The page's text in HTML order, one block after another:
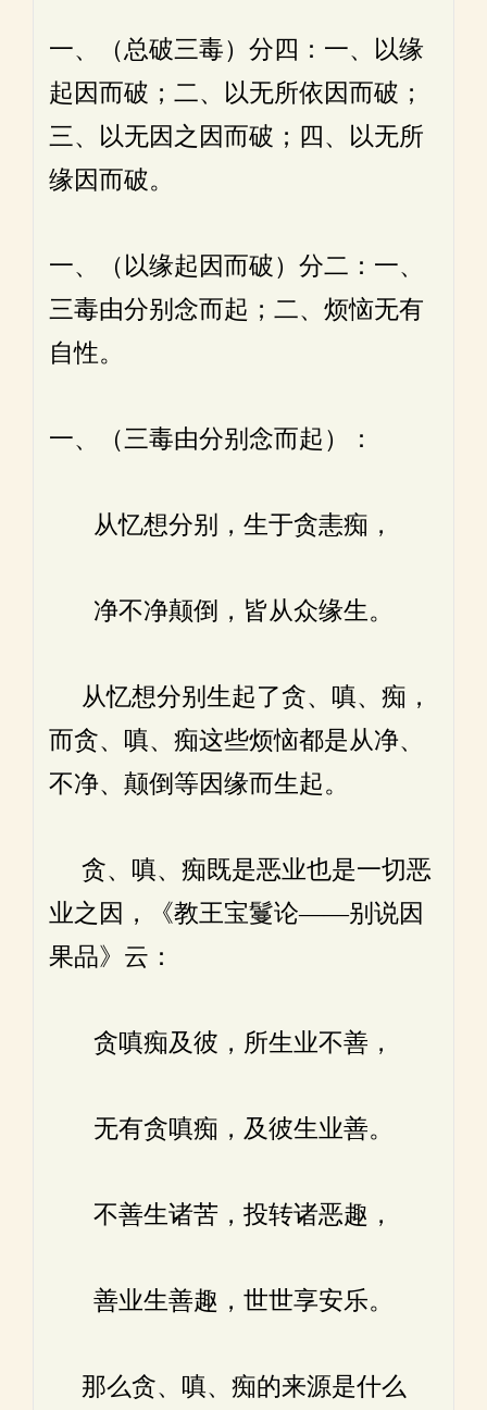
一、（总破三毒）分四：一、以缘
起因而破；二、以无所依因而破；
三、以无因之因而破；四、以无所
缘因而破。
一、（以缘起因而破）分二：一、
三毒由分别念而起；二、烦恼无有
自性。
一、（三毒由分别念而起）：
从忆想分别，生于贪恚痴，
净不净颠倒，皆从众缘生。
从忆想分别生起了贪、嗔、痴，
而贪、嗔、痴这些烦恼都是从净、
不净、颠倒等因缘而生起。
贪、嗔、痴既是恶业也是一切恶
业之因，《教王宝鬘论——别说因
果品》云：
贪嗔痴及彼，所生业不善，
无有贪嗔痴，及彼生业善。
不善生诸苦，投转诸恶趣，
善业生善趣，世世享安乐。
那么贪、嗔、痴的来源是什么